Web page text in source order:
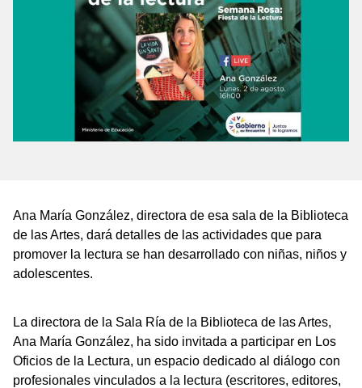
Ana María González, directora de esa sala de la Biblioteca
de las Artes, dará detalles de las actividades que para
promover la lectura se han desarrollado con niñas, niños y
adolescentes.
La directora de la Sala Ría de la Biblioteca de las Artes,
Ana María González, ha sido invitada a participar en Los
Oficios de la Lectura, un espacio dedicado al diálogo con
profesionales vinculados a la lectura (escritores, editores,